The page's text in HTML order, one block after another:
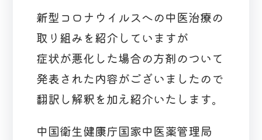
新型コロナウイルスへの中医治療の
取り組みを紹介していますが
症状が悪化した場合の方剤のついて
発表された内容がございましたので
翻訳し解釈を加え紹介いたします。
中国衛生健康庁国家中医薬管理局